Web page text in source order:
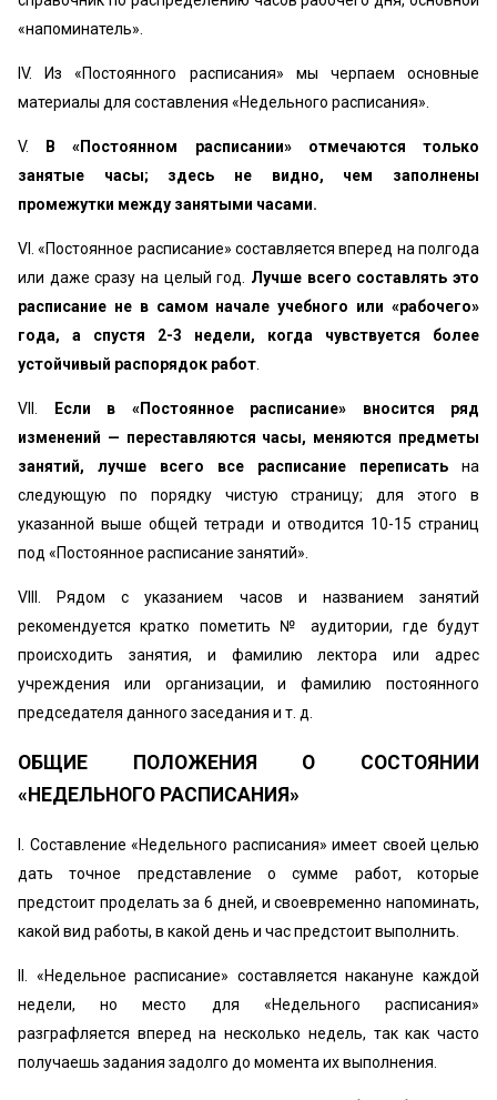
«напоминатель».
IV. Из «Постоянного расписания» мы черпаем основные
материалы для составления «Недельного расписания».
V.
В «Постоянном расписании» отмечаются только
занятые часы; здесь не видно, чем заполнены
промежутки между занятыми часами.
VI. «Постоянное расписание» составляется вперед на полгода
или даже сразу на целый год. Лучше всего составлять это
расписание не в самом начале учебного или «рабочего»
года, а спустя 2-3 недели, когда чувствуется более
устойчивый распорядок работ.
VII.
Если в «Постоянное расписание» вносится ряд
изменений — переставляются часы, меняются предметы
занятий, лучше всего все расписание переписать на
следующую по порядку чистую страницу; для этого в
указанной выше общей тетради и отводится 10-15 страниц
под «Постоянное расписание занятий».
VIII. Рядом с указанием часов и названием занятий
рекомендуется кратко пометить № аудитории, где будут
происходить занятия, и фамилию лектора или адрес
учреждения или организации, и фамилию постоянного
председателя данного заседания и т. д.
ОБЩИЕ ПОЛОЖЕНИЯ О СОСТОЯНИИ
«‎НЕДЕЛЬНОГО РАСПИСАНИЯ»
I. Составление «Недельного расписания» имеет своей целью
дать точное представление о сумме работ, которые
предстоит проделать за 6 дней, и своевременно напоминать,
какой вид работы, в какой день и час предстоит выполнить.
II. «Недельное расписание» составляется накануне каждой
недели, но место для «Недельного расписания»
разграфляется вперед на несколько недель, так как часто
получаешь задания задолго до момента их выполнения.